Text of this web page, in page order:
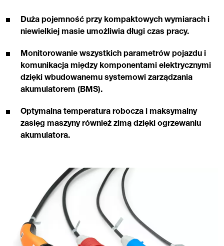
Duża pojemność przy kompaktowych wymiarach i
niewielkiej masie umożliwia długi czas pracy.
Monitorowanie wszystkich parametrów pojazdu i
komunikacja między komponentami elektrycznymi
dzięki wbudowanemu systemowi zarządzania
akumulatorem (BMS).
Optymalna temperatura robocza i maksymalny
zasięg maszyny również zimą dzięki ogrzewaniu
akumulatora.